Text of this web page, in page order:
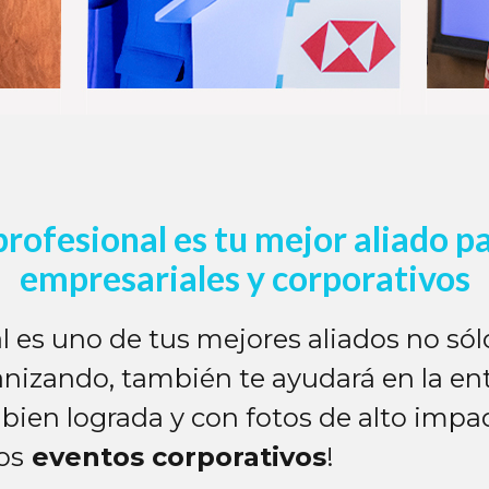
es tu mejor aliado
empresariales y corporativos
uno de tus mejores aliados no
también te ayudará en la
lograda y con fotos de alto
eventos corporativos!